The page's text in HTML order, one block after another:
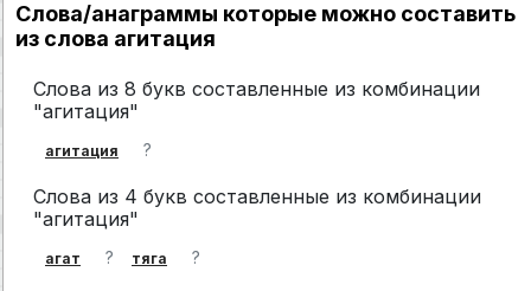
Слова/анаграммы которые можно составить
из слова агитация
Слова из 8 букв составленные из комбинации
"агитация"
агитация ?
Слова из 4 букв составленные из комбинации
"агитация"
агат ? тяга ?